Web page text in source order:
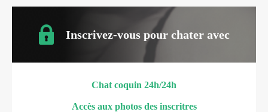
Inscrivez-vous pour chater avec
Chat coquin 24h/24h
Accès aux photos des inscritres